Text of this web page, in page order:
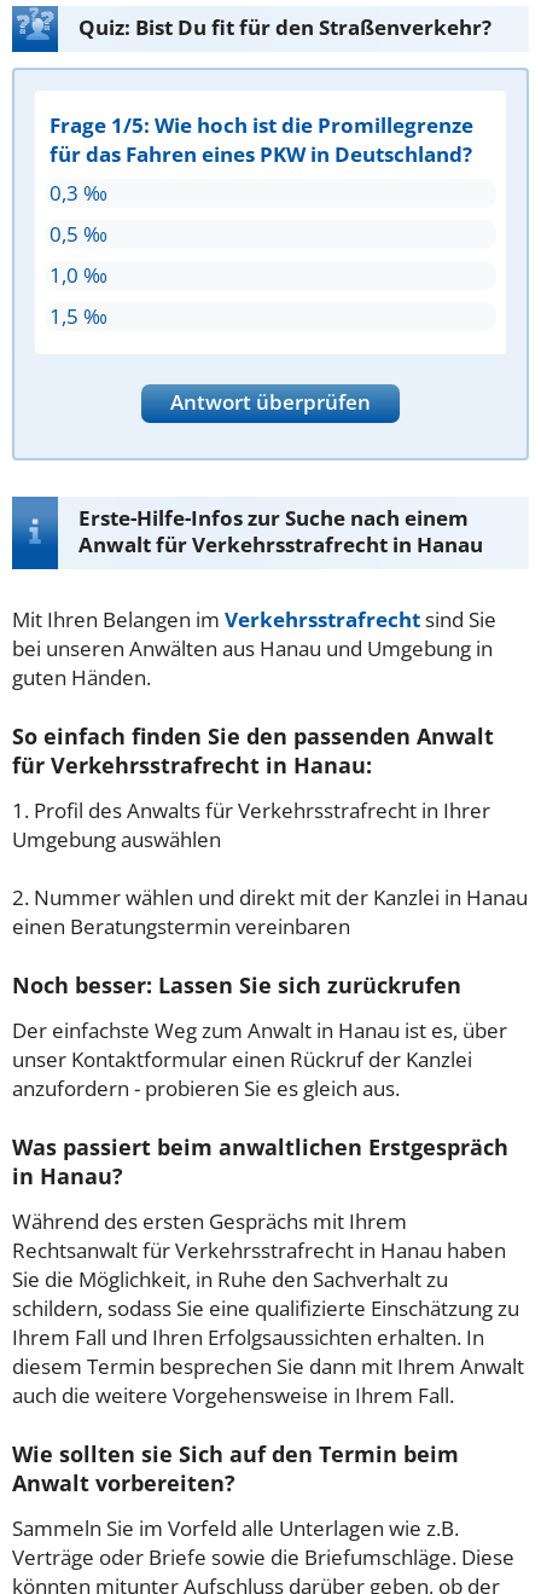
Quiz: Bist Du fit für den Straßenverkehr?
Frage 1/5: Wie hoch ist die Promillegrenze
für das Fahren eines PKW in Deutschland?
0,3 ‰
0,5 ‰
1,0 ‰
1,5 ‰
Antwort überprüfen
Erste-Hilfe-Infos zur Suche nach einem
Anwalt für Verkehrsstrafrecht in Hanau
Mit Ihren Belangen im Verkehrsstrafrechtsind Sie
bei unseren Anwälten aus Hanau und Umgebung in
guten Händen.
So einfach finden Sie den passenden Anwalt
für Verkehrsstrafrecht in Hanau:
1. Profil des Anwalts für Verkehrsstrafrecht in Ihrer
Umgebung auswählen
2. Nummer wählen und direkt mit der Kanzlei in Hanau
einen Beratungstermin vereinbaren
Noch besser: Lassen Sie sich zurückrufen
Der einfachste Weg zum Anwalt in Hanau ist es, über
unser Kontaktformular einen Rückruf der Kanzlei
anzufordern - probieren Sie es gleich aus.
Was passiert beim anwaltlichen Erstgespräch
in Hanau?
Während des ersten Gesprächs mit Ihrem
Rechtsanwalt für Verkehrsstrafrecht in Hanau haben
Sie die Möglichkeit, in Ruhe den Sachverhalt zu
schildern, sodass Sie eine qualifizierte Einschätzung zu
Ihrem Fall und Ihren Erfolgsaussichten erhalten. In
diesem Termin besprechen Sie dann mit Ihrem Anwalt
auch die weitere Vorgehensweise in Ihrem Fall.
Wie sollten sie Sich auf den Termin beim
Anwalt vorbereiten?
Sammeln Sie im Vorfeld alle Unterlagen wie z.B.
Verträge oder Briefe sowie die Briefumschläge. Diese
könnten mitunter Aufschluss darüber geben, ob der